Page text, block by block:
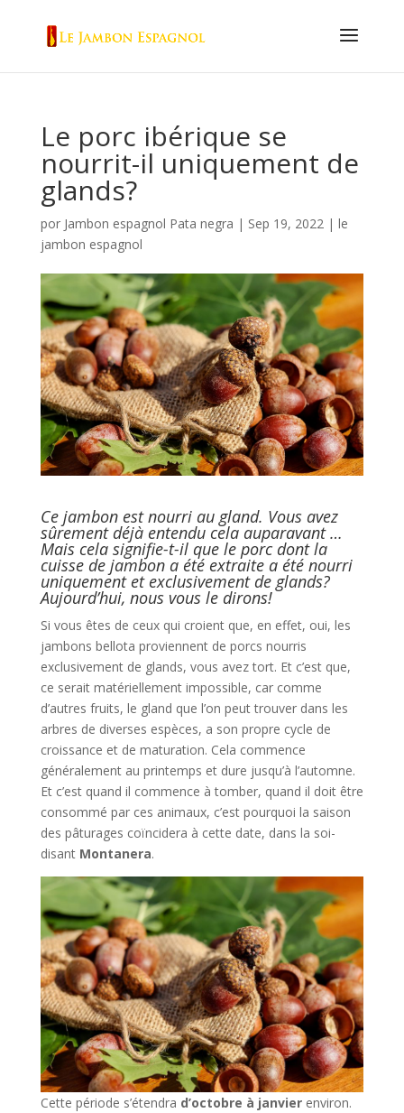
Le porc ibérique se
nourrit-il uniquement de
glands?
por Jambon espagnol Pata negra | Sep 19, 2022| le
jambon espagnol
Ce jambon est nourri au gland. Vous avez
sûrement déjà entendu cela auparavant …
Mais cela signifie-t-il que le porc dont la
cuisse de jambon a été extraite a été nourri
uniquement et exclusivement de glands?
Aujourd’hui, nous vous le dirons!
Si vous êtes de ceux qui croient que, en effet, oui, les
jambons bellota proviennent de porcs nourris
exclusivement de glands, vous avez tort. Et c’est que,
ce serait matériellement impossible, car comme
d’autres fruits, le gland que l’on peut trouver dans les
arbres de diverses espèces, a son propre cycle de
croissance et de maturation. Cela commence
généralement au printemps et dure jusqu’à l’automne.
Et c’est quand il commence à tomber, quand il doit être
consommé par ces animaux, c’est pourquoi la saison
des pâturages coïncidera à cette date, dans la soi-
disant Montanera.
Cette période s’étendra d’octobre à janvierenviron.